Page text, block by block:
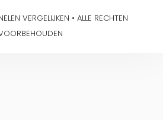
VERGELIJKEN • ALLE RECHTEN